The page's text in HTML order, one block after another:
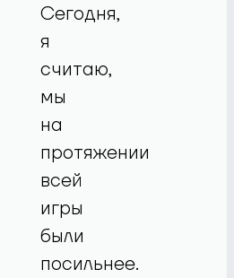
Сегодня,
я
считаю,
мы
на
протяжении
всей
игры
были
посильнее.